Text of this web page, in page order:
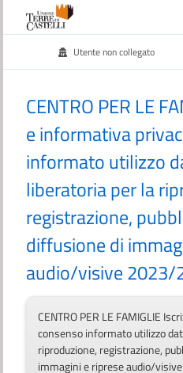
Utente non collegato
CENTRO PER LE
e informativa
informato utilizzo
liberatoria per la
registrazione,
diffusione di
audio/visive 2023/
CENTRO PER LE FAMIGLIE
consenso informato utilizzo
riproduzione, registrazione,
immagini e riprese audio/